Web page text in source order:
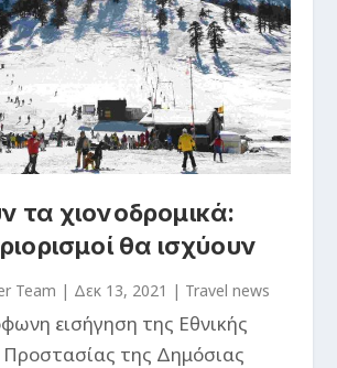
τα χιονοδρομικά:
θα ισχύουν
Team | Δεκ 13, 2021 | Travel news
εισήγηση της Εθνικής
της Δημόσιας